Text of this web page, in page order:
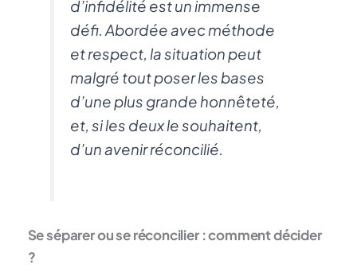
d’infidélité est un immense
défi. Abordée avec méthode
et respect, la situation peut
malgré tout poser les bases
d’une plus grande honnêteté,
et, si les deux le souhaitent,
d’un avenir réconcilié.
Se séparer ou se réconcilier : comment décider
?